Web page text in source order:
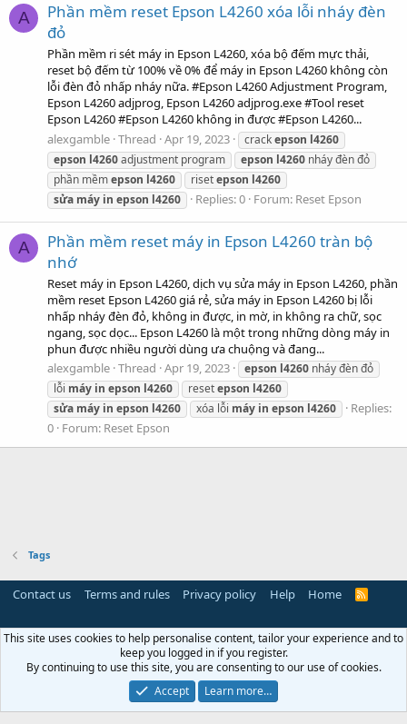
A
Phần mềm reset Epson L4260 xóa lỗi nháy đèn
đỏ
Phần mềm ri sét máy in Epson L4260, xóa bộ đếm mực thải,
reset bộ đếm từ 100% về 0% để máy in Epson L4260 không còn
lỗi đèn đỏ nhấp nháy nữa. #Epson L4260 Adjustment Program,
Epson L4260 adjprog, Epson L4260 adjprog.exe #Tool reset
Epson L4260 #Epson L4260 không in được #Epson L4260...
alexgamble Thread Apr 19, 2023 crackepson l4260
epson l4260adjustment program epson l4260 nháy đèn đỏ
phần mềmepson l4260 risetepson l4260
sửa máy in epson l4260 Replies: 0 Forum: Reset Epson
A
Phần mềm reset máy in Epson L4260 tràn bộ
nhớ
Reset máy in Epson L4260, dịch vụ sửa máy in Epson L4260, phần
mềm reset Epson L4260 giá rẻ, sửa máy in Epson L4260 bị lỗi
nhấp nháy đèn đỏ, không in được, in mờ, in không ra chữ, sọc
ngang, sọc dọc... Epson L4260 là một trong những dòng máy in
phun được nhiều người dùng ưa chuộng và đang...
alexgamble Thread Apr 19, 2023 epson l4260 nháy đèn đỏ
lỗi máy in epson l4260 resetepson l4260
sửa máy in epson l4260 xóa lỗi máy in epson l4260
Replies:
0 Forum: Reset Epson
Tags
Contact us Terms and rules Privacy policy Help Home
R
This site uses cookies to help personalise content, tailor your experience and to
keep you logged in if you register.
By continuing to use this site, you are consenting to our use of cookies.
Accept
Learn more…